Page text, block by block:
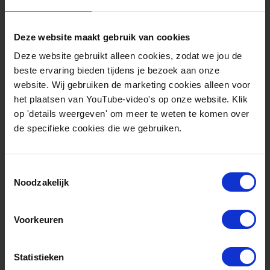
Deze website maakt gebruik van cookies
Deze website gebruikt alleen cookies, zodat we jou de
beste ervaring bieden tijdens je bezoek aan onze
website. Wij gebruiken de marketing cookies alleen voor
het plaatsen van YouTube-video's op onze website. Klik
op 'details weergeven' om meer te weten te komen over
de specifieke cookies die we gebruiken.
Noodzakelijk
Voorkeuren
Statistieken
Netcongestie Noord-
Holland Noord
Meer informatie
Roadmap